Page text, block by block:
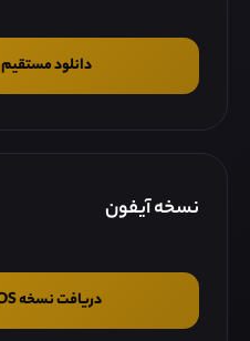
دانلود مستقیم
نسخه آیفون
دریافت نسخه iOS